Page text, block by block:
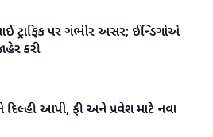
ટ્રાફિક પર ગંભીર અસર; ઈન્ડિગોએ
કરી
આપી, ફી અને પ્રવેશ માટે નવા